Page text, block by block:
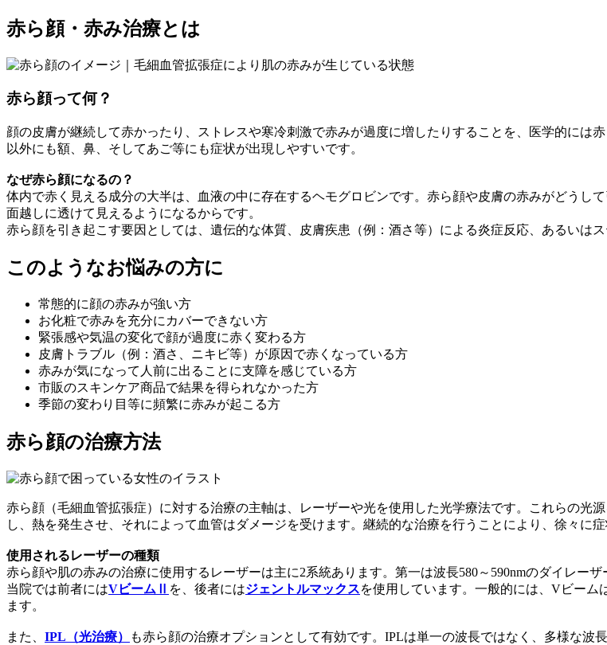
赤ら顔・赤み治療とは
赤ら顔って何？
顔の皮膚が継続して赤かったり、ストレスや寒冷刺激で赤みが過度に増したりすることを、医学的には
以外にも額、鼻、そしてあご等にも症状が出現しやすいです。
なぜ赤ら顔になるの？
体内で赤く見える成分の大半は、血液の中に存在するヘモグロビンです。赤ら顔や皮膚の赤みがどうし
面越しに透けて見えるようになるからです。
赤ら顔を引き起こす要因としては、遺伝的な体質、皮膚疾患（例：酒さ等）による炎症反応、あるいは
このようなお悩みの方に
常態的に顔の赤みが強い方
お化粧で赤みを充分にカバーできない方
緊張感や気温の変化で顔が過度に赤く変わる方
皮膚トラブル（例：酒さ、ニキビ等）が原因で赤くなっている方
赤みが気になって人前に出ることに支障を感じている方
市販のスキンケア商品で結果を得られなかった方
季節の変わり目等に頻繁に赤みが起こる方
赤ら顔の治療方法
赤ら顔（毛細血管拡張症）に対する治療の主軸は、レーザーや光を使用した光学療法です。これらの光
し、熱を発生させ、それによって血管はダメージを受けます。継続的な治療を行うことにより、徐々に症
使用されるレーザーの種類
赤ら顔や肌の赤みの治療に使用するレーザーは主に2系統あります。第一は波長580～590nmのダイレー
当院では前者にはVビームⅡ を、後者にはジェントルマックスを使用しています。一般的には、Vビーム
ます。
また、 IPL（光治療）
も赤ら顔の治療オプションとして有効です。IPLは単一の波長ではなく、多様な